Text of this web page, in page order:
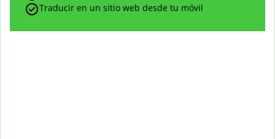
Traducir en un sitio web desde tu móvil